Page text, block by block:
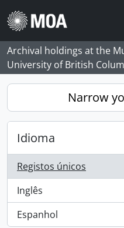
Skip to main content
Archival holdings at the
University of British
Narrow
Idioma
Registos únicos
, 30443 resultados
Inglês
, 30443 resultados
Espanhol
, 2 resultados